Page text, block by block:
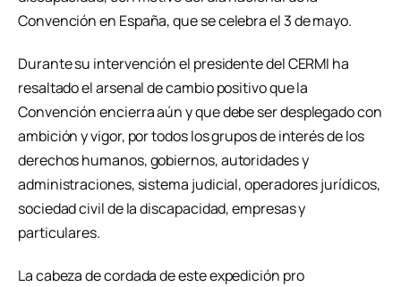
Convención en España, que se celebra el 3 de mayo.
Durante su intervención el presidente del CERMI ha
resaltado el arsenal de cambio positivo que la
Convención encierra aún y que debe ser desplegado con
ambición y vigor, por todos los grupos de interés de los
derechos humanos, gobiernos, autoridades y
administraciones, sistema judicial, operadores jurídicos,
sociedad civil de la discapacidad, empresas y
particulares.
La cabeza de cordada de este expedición pro